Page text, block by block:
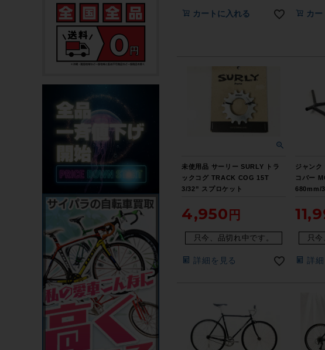
カートに入れる カ
未使用品 サーリー SURLY トラ
ックコグ TRACK COG 15T
3/32” スプロケット
4,950
只今、品切れ中です。
詳細を見る
ジャンク
コバー
680mm/
只今
詳